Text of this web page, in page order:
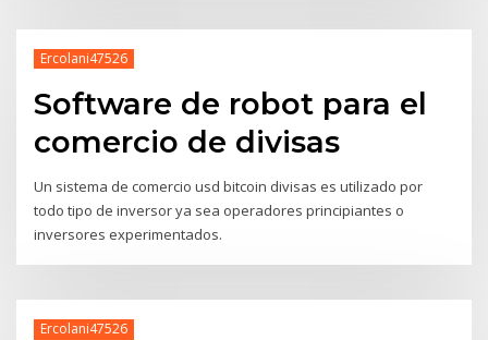
Ercolani47526
Software de robot para el
comercio de divisas
Un sistema de comercio usd bitcoin divisas es utilizado por
todo tipo de inversor ya sea operadores principiantes o
inversores experimentados.
Ercolani47526